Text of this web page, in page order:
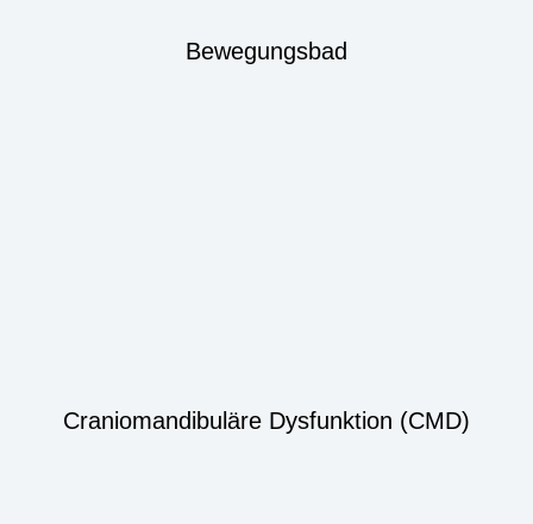
Bewegungsbad
Craniomandibuläre Dysfunktion (CMD)